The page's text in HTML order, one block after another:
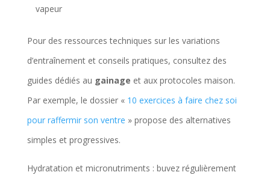
vapeur
Pour des ressources techniques sur les variations
d’entraînement et conseils pratiques, consultez des
guides dédiés au gainage et aux protocoles maison.
Par exemple, le dossier « 10 exercices à faire chez soi
pour raffermir son ventre » propose des alternatives
simples et progressives.
Hydratation et micronutriments : buvez régulièrement